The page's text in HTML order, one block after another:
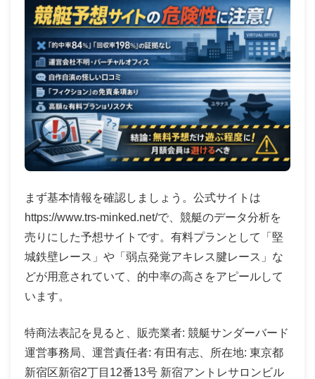
まず基本情報を確認しましょう。公式サイトは
https://www.trs-minked.net/で、競艇のデータ分析を
売りにした予想サイトです。有料プランとして「堅
城鉄壁レース」や「弱点発覚アキレス腱レース」な
どが用意されていて、的中率の高さをアピールして
います。
特商法表記を見ると、販売業者: 競艇サンダーバード
運営事務局、運営責任者: 有田有志、所在地: 東京都
新宿区新宿2丁目12番13号 新宿アントレサロンビル